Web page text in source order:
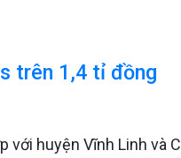
trên 1,4 tỉ đồng
huyện Vĩnh Linh và